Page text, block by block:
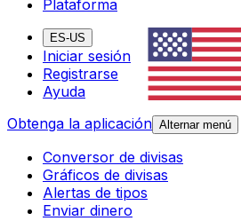
Plataforma
ES-US
Iniciar sesión
Registrarse
Ayuda
Obtenga la aplicación Alternar menú
Conversor de divisas
Gráficos de divisas
Alertas de tipos
Enviar dinero